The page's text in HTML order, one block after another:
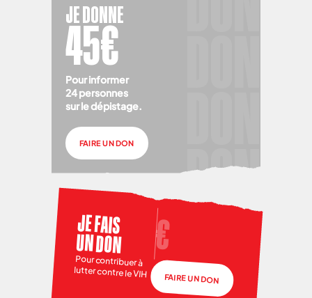
JE DONNE
45€
Pour informer
24 personnes
sur le dépistage.
FAIRE UN DON
JE FAIS
UN DON
Pour contribuer à
lutter contre le VIH FAIRE UN DON